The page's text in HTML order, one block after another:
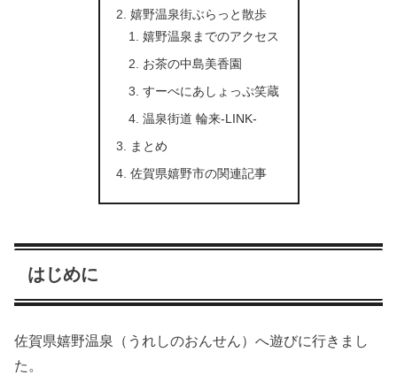
嬉野温泉街ぶらっと散歩
嬉野温泉までのアクセス
お茶の中島美香園
すーべにあしょっぷ笑蔵
温泉街道 輪来-LINK-
まとめ
佐賀県嬉野市の関連記事
はじめに
佐賀県嬉野温泉（うれしのおんせん）へ遊びに行きまし
た。